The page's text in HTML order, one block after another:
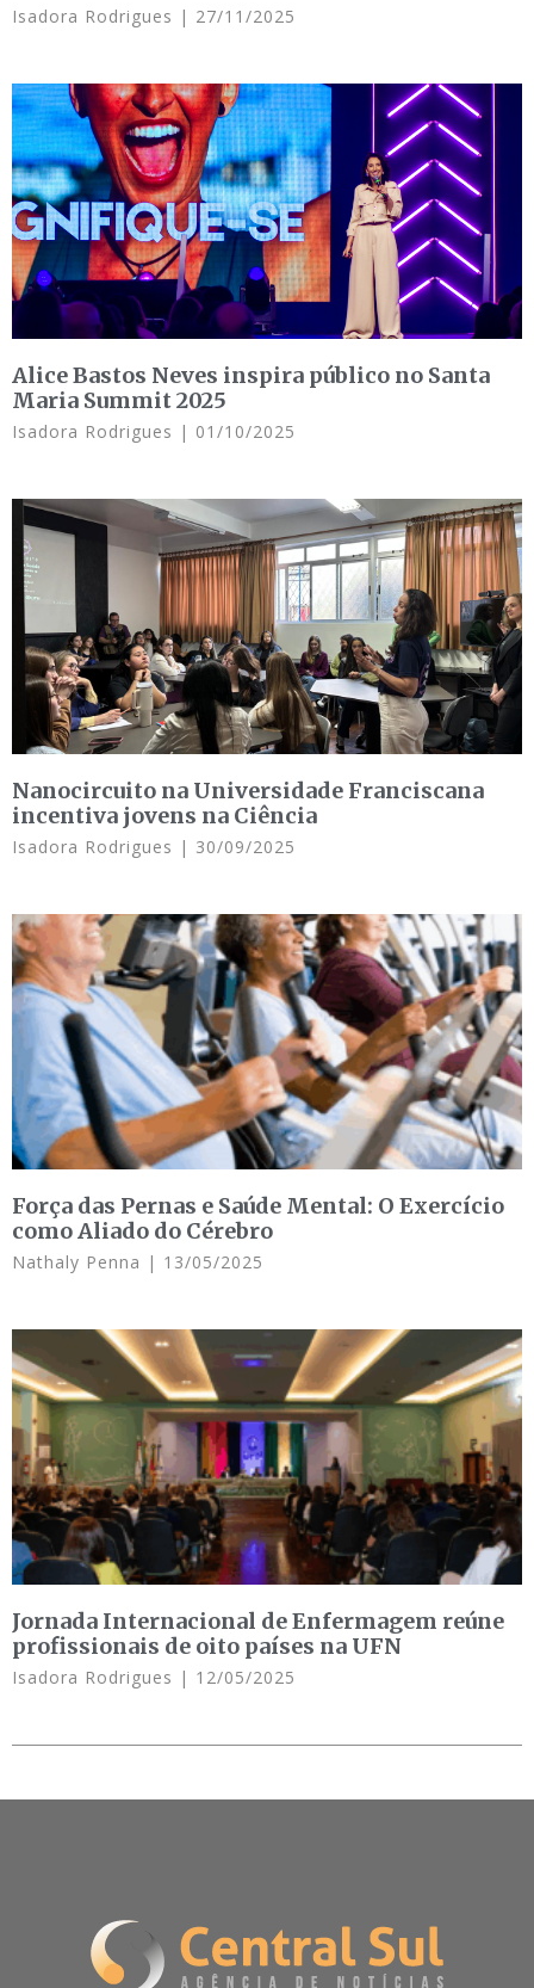
Isadora Rodrigues 27/11/2025
Alice Bastos Neves inspira público no Santa
Maria Summit 2025
Isadora Rodrigues 01/10/2025
Nanocircuito na Universidade Franciscana
incentiva jovens na Ciência
Isadora Rodrigues 30/09/2025
Força das Pernas e Saúde Mental: O Exercício
como Aliado do Cérebro
Nathaly Penna 13/05/2025
Jornada Internacional de Enfermagem reúne
profissionais de oito países na UFN
Isadora Rodrigues 12/05/2025